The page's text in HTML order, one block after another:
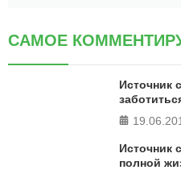
САМОЕ
Источник
Источник
полной